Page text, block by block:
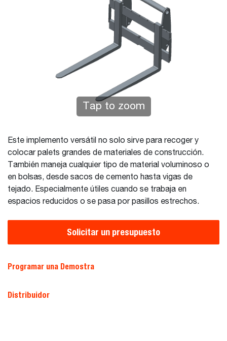
Tap to zoom
Este implemento versátil no solo sirve para recoger y
colocar palets grandes de materiales de construcción.
También maneja cualquier tipo de material voluminoso o
en bolsas, desde sacos de cemento hasta vigas de
tejado. Especialmente útiles cuando se trabaja en
espacios reducidos o se pasa por pasillos estrechos.
Solicitar un presupuesto
Programar una Demostra
Distribuidor